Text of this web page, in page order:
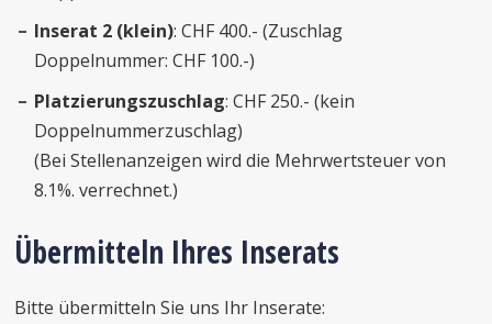
Inserat 2 (klein): CHF 400.- (Zuschlag
Doppelnummer: CHF 100.-)
Platzierungszuschlag: CHF 250.- (kein
Doppelnummerzuschlag)
(Bei Stellenanzeigen wird die Mehrwertsteuer von
8.1%. verrechnet.)
Übermitteln Ihres Inserats
Bitte übermitteln Sie uns Ihr Inserate: